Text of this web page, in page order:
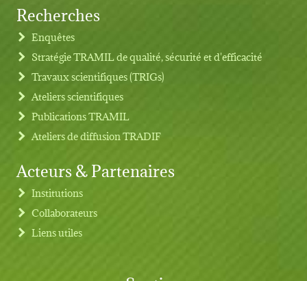
Footer menu
Recherches
Enquêtes
Stratégie TRAMIL de qualité, sécurité et d'efficacité
Travaux scientifiques (TRIGs)
Ateliers scientifiques
Publications TRAMIL
Ateliers de diffusion TRADIF
Acteurs & Partenaires
Institutions
Collaborateurs
Liens utiles